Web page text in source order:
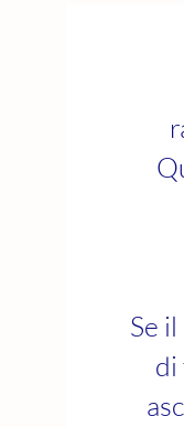
Se
di